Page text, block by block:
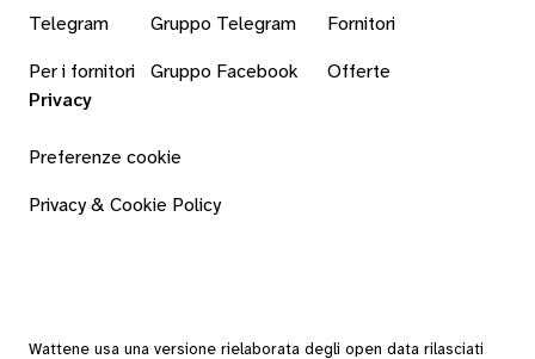
Telegram
Per i fornitori
Gruppo Telegram
Gruppo Facebook
Fornitori
Offerte
Privacy
Preferenze cookie
Privacy & Cookie Policy
Wattene usa una versione rielaborata degli open data rilasciati